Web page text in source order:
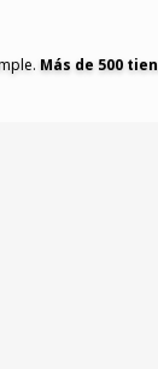
Más de 500